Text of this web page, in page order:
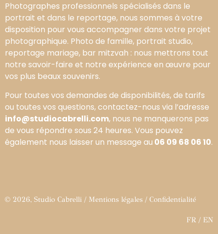
Photographes professionnels spécialisés dans le
portrait et dans le reportage, nous sommes à votre
disposition pour vous accompagner dans votre projet
photographique. Photo de famille, portrait studio,
reportage mariage, bar mitzvah : nous mettrons tout
notre savoir-faire et notre expérience en œuvre pour
vos plus beaux souvenirs.
Pour toutes vos demandes de disponibilités, de tarifs
ou toutes vos questions, contactez-nous via l’adresse
info@studiocabrelli.com, nous ne manquerons pas
de vous répondre sous 24 heures. Vous pouvez
également nous laisser un message au 06 09 68 06 10.
© 2026, Studio Cabrelli / Mentions légales / Confidentialité
FR / EN